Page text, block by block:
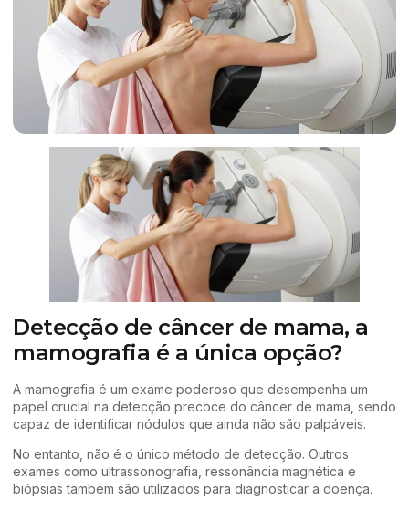
Detecção de câncer de mama, a
mamografia é a única opção?
A mamografia é um exame poderoso que desempenha um
papel crucial na detecção precoce do câncer de mama, sendo
capaz de identificar nódulos que ainda não são palpáveis.
No entanto, não é o único método de detecção. Outros
exames como ultrassonografia, ressonância magnética e
biópsias também são utilizados para diagnosticar a doença.